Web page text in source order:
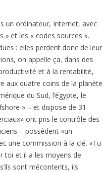
un ordinateur, Internet, avec
» et les « codes sources ».
: elles perdent donc de leur
on appelle ça, dans des
et à la rentabilité,
aux quatre coins de la planète
du Sud, l’égypte, le
» – et dispose de 31
ont pris le contrôle des
– possèdent «un
une commission à la clé. «Tu
toi et il a les moyens de
sont mécontents, ils